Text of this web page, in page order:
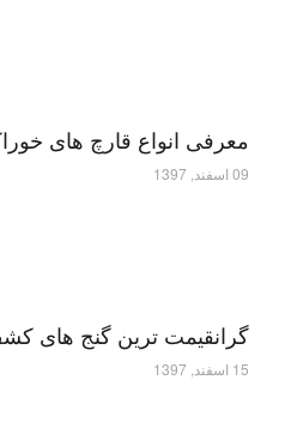
معرفی انواع قارچ های
09 اسفند, 1397
گرانقیمت ترین گنج های
15 اسفند, 1397